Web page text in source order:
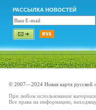
РАССЫЛКА НОВОСТЕЙ
© 2007—2024 Новая карта русской
При любом использовании
Все права на информацию,